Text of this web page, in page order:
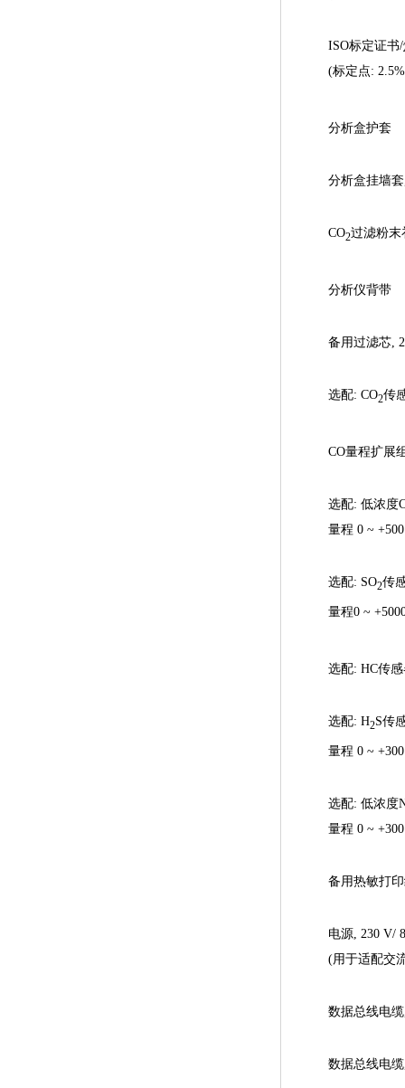
ISO标定证书/
(标定点:
分析盒护套
分析盒挂墙
CO2过滤粉末
分析仪背带
备用过滤芯,
选配: CO2传
CO量程扩展
选配: 低浓度
量程 0 ~
选配: SO2传
量程0 ~
选配: HC传
选配: H2S传
量程 0 ~
选配: 低浓度
量程 0 ~
备用热敏打
电源, 230 V/
(用于适配交
数据总线电
数据总线电